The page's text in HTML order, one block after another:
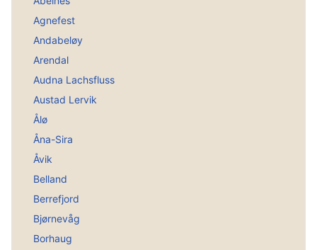
Agnefest
Andabeløy
Arendal
Audna Lachsfluss
Austad Lervik
Ålø
Åna-Sira
Åvik
Belland
Berrefjord
Bjørnevåg
Borhaug